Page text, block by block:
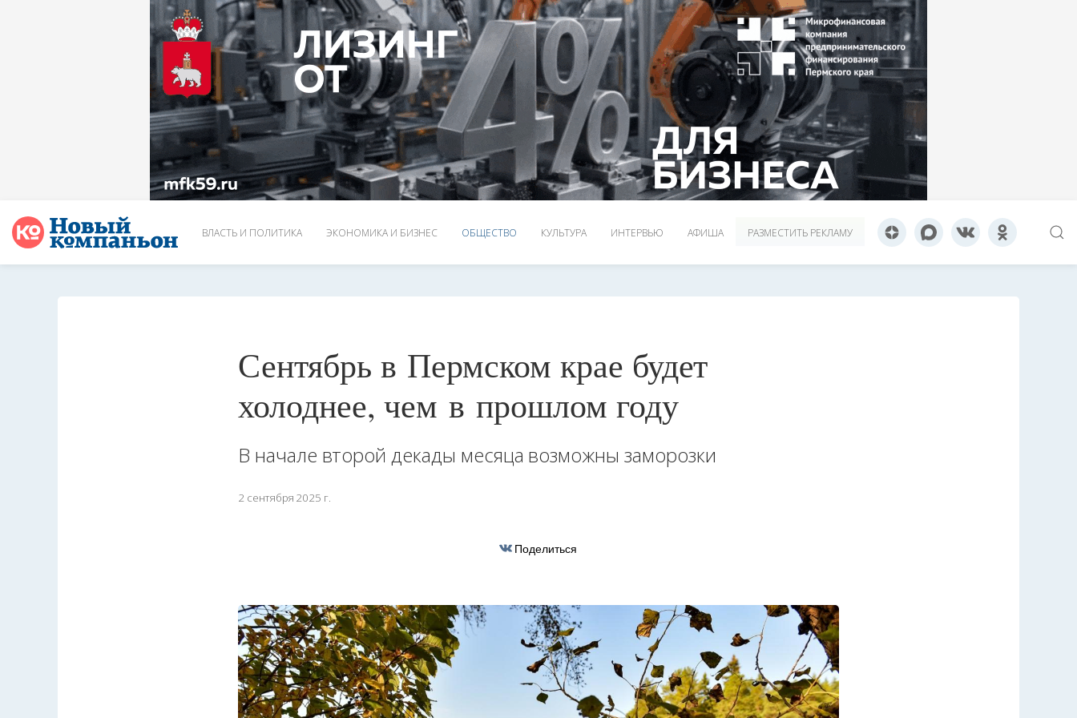
ВЛАСТЬ И ПОЛИТИКА ЭКОНОМИКА И БИЗНЕС ОБЩЕСТВО КУЛЬТУРА ИНТЕРВЬЮ АФИША РАЗМЕСТИТЬ РЕКЛАМУ
Сентябрь в Пермском крае будет
холоднее, чем в прошлом году
В начале второй декады месяца возможны заморозки
2 сентября 2025 г.
Поделиться